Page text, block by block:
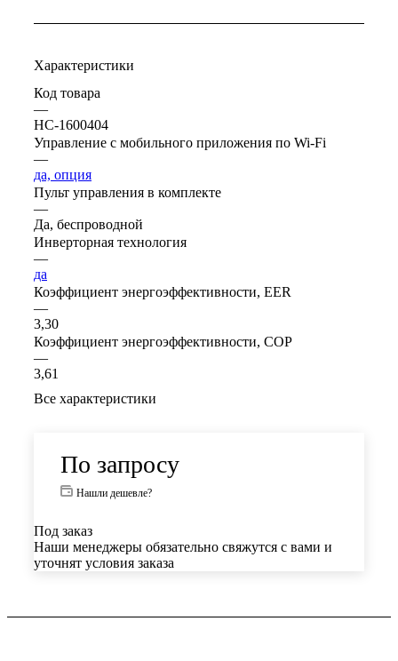
Характеристики
Код товара
—
НС-1600404
Управление c мобильного приложения по Wi-Fi
—
да, опция
Пульт управления в комплекте
—
Да, беспроводной
Инверторная технология
—
да
Коэффициент энергоэффективности, EER
—
3,30
Коэффициент энергоэффективности, COP
—
3,61
Все характеристики
По запросу
Нашли дешевле?
Под заказ
Наши менеджеры обязательно свяжутся с вами и
уточнят условия заказа